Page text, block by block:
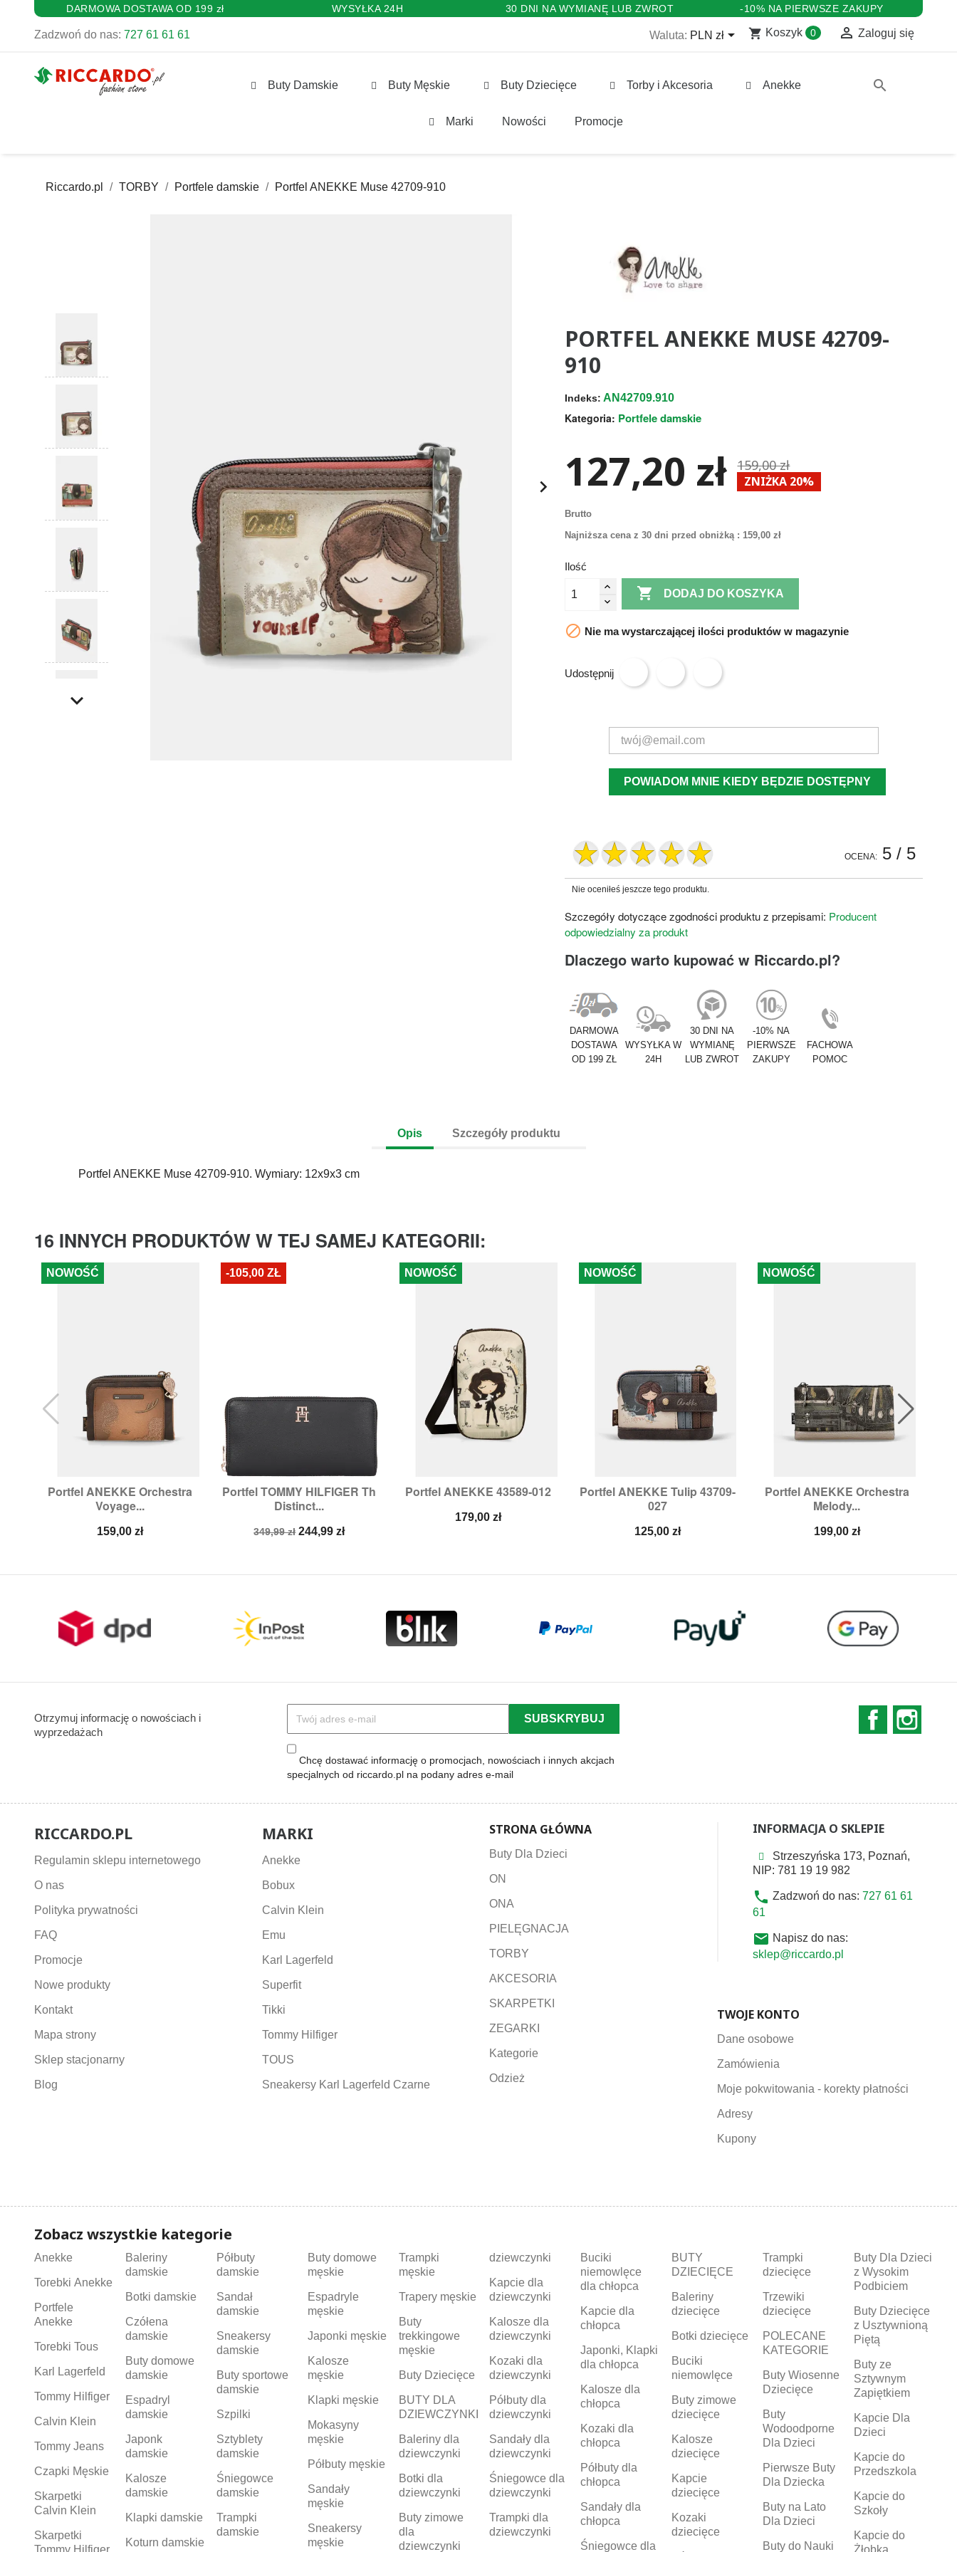
DARMOWA DOSTAWA OD 199 zł WYSYŁKA 24H 30 DNI NA WYMIANĘ LUB ZWROT -10% NA PIERWSZE ZAKUPY
Zadzwoń do nas: 727 61 61 61 Waluta: PLN zł shopping_cart Koszyk 0  Zaloguj się
Buty Damskie Buty Męskie Buty Dziecięce Torby i Akcesoria Anekke
Marki Nowości Promocje
search
Riccardo.pl TORBY Portfele damskie Portfel ANEKKE Muse 42709-910

PORTFEL ANEKKE MUSE 42709-
910
Indeks: AN42709.910
Kategoria: Portfele damskie
127,20 zł 159,00 zł
ZNIŻKA 20%
Brutto
Najniższa cena z 30 dni przed obniżką : 159,00 zł
Ilość
 DODAJ DO KOSZYKA
 Nie ma wystarczającej ilości produktów w magazynie
Udostępnij
POWIADOM MNIE KIEDY BĘDZIE DOSTĘPNY
OCENA: 5/ 5
Nie oceniłeś jeszcze tego produktu.
Szczegóły dotyczące zgodności produktu z przepisami: Producent
odpowiedzialny za produkt
Dlaczego warto kupować w Riccardo.pl?
DARMOWA
DOSTAWA
OD 199 ZŁ
WYSYŁKA W
24H
30 DNI NA
WYMIANĘ
LUB ZWROT
-10% NA
PIERWSZE
ZAKUPY
FACHOWA
POMOC
Opis Szczegóły produktu
Portfel ANEKKE Muse 42709-910. Wymiary: 12x9x3 cm
16 INNYCH PRODUKTÓW W TEJ SAMEJ KATEGORII:
Portfel ANEKKE Orchestra
Voyage...
Cena
159,00 zł
Szybki podgląd
NOWOŚĆ
Portfel TOMMY HILFIGER Th
Distinct...
Cena
349,99 zł Cena
244,99 zł
Szybki podgląd
-105,00 ZŁ
Portfel ANEKKE 43589-012
Cena
179,00 zł
Szybki podgląd
NOWOŚĆ
Portfel ANEKKE Tulip 43709-
027
Cena
125,00 zł
Szybki podgląd
NOWOŚĆ
Portfel ANEKKE Orchestra
Melody...
Cena
199,00 zł
Szybki podgląd
NOWOŚĆ
Otrzymuj informację o nowościach i
wyprzedażach
Chcę dostawać informację o promocjach, nowościach i innych akcjach
specjalnych od riccardo.pl na podany adres e-mail
Facebook
RICCARDO.PL
Regulamin sklepu internetowego
O nas
Polityka prywatności
FAQ
Promocje
Nowe produkty
Kontakt
Mapa strony
Sklep stacjonarny
Blog
MARKI
Anekke
Bobux
Calvin Klein
Emu
Karl Lagerfeld
Superfit
Tikki
Tommy Hilfiger
TOUS
Sneakersy Karl Lagerfeld Czarne
STRONA GŁÓWNA
Buty Dla Dzieci
ON
ONA
PIELĘGNACJA
TORBY
AKCESORIA
SKARPETKI
ZEGARKI
Kategorie
Odzież
INFORMACJA O SKLEPIE
Strzeszyńska 173, Poznań,
NIP: 781 19 19 982
phone Zadzwoń do nas: 727 61 61
61
email Napisz do nas:
sklep@riccardo.pl
TWOJE KONTO
Dane osobowe
Zamówienia
Moje pokwitowania - korekty płatności
Adresy
Kupony
Zobacz wszystkie kategorie
Anekke
Torebki Anekke
Portfele
Anekke
Torebki Tous
Karl Lagerfeld
Tommy Hilfiger
Calvin Klein
Tommy Jeans
Czapki Męskie
Skarpetki
Calvin Klein
Skarpetki
Baleriny
damskie
Botki damskie
Czółena
damskie
Buty domowe
damskie
Espadryl
damskie
Japonk
damskie
Kalosze
damskie
Klapki damskie
Koturn damskie
Półbuty
damskie
Sandał
damskie
Sneakersy
damskie
Buty sportowe
damskie
Szpilki
Sztyblety
damskie
Śniegowce
damskie
Trampki
damskie
Buty domowe
męskie
Espadryle
męskie
Japonki męskie
Kalosze
męskie
Klapki męskie
Mokasyny
męskie
Półbuty męskie
Sandały
męskie
Sneakersy
męskie
Trampki
męskie
Trapery męskie
Buty
trekkingowe
męskie
Buty Dziecięce
BUTY DLA
DZIEWCZYNKI
Baleriny dla
dziewczynki
Botki dla
dziewczynki
Buty zimowe
dla
dziewczynki
dziewczynki
Kapcie dla
dziewczynki
Kalosze dla
dziewczynki
Kozaki dla
dziewczynki
Półbuty dla
dziewczynki
Sandały dla
dziewczynki
Śniegowce dla
dziewczynki
Trampki dla
dziewczynki
Buciki
niemowlęce
dla chłopca
Kapcie dla
chłopca
Japonki, Klapki
dla chłopca
Kalosze dla
chłopca
Kozaki dla
chłopca
Półbuty dla
chłopca
Sandały dla
chłopca
Śniegowce dla
BUTY
DZIECIĘCE
Baleriny
dziecięce
Botki dziecięce
Buciki
niemowlęce
Buty zimowe
dziecięce
Kalosze
dziecięce
Kapcie
dziecięce
Kozaki
dziecięce
Trampki
dziecięce
Trzewiki
dziecięce
POLECANE
KATEGORIE
Buty Wiosenne
Dziecięce
Buty
Wodoodporne
Dla Dzieci
Pierwsze Buty
Dla Dziecka
Buty na Lato
Dla Dzieci
Buty do Nauki
Buty Dla Dzieci
z Wysokim
Podbiciem
Buty Dziecięce
z Usztywnioną
Piętą
Buty ze
Sztywnym
Zapiętkiem
Kapcie Dla
Dzieci
Kapcie do
Przedszkola
Kapcie do
Szkoły
Kapcie do